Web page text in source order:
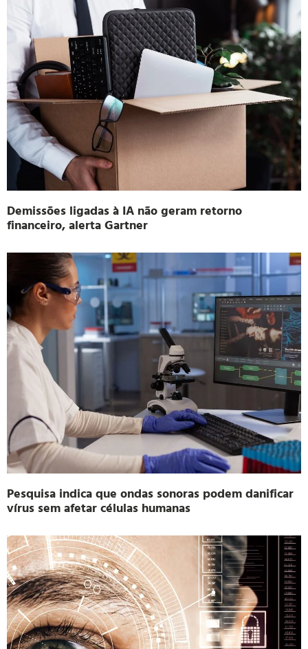
Demissões ligadas à IA não geram retorno
financeiro, alerta Gartner
Pesquisa indica que ondas sonoras podem danificar
vírus sem afetar células humanas